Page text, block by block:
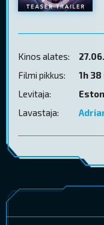
Kinos alates:
Filmi pikkus:
1h
Levitaja:
Lavastaja: